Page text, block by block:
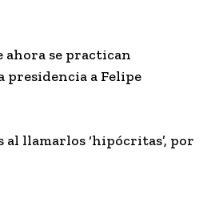
ahora se practican
presidencia a Felipe
llamarlos ‘hipócritas’, por